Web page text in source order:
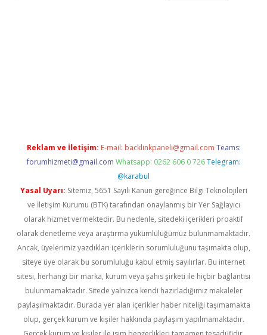
Reklam ve İletişim: E-mail: backlinkpaneli@gmail.com Teams:
forumhizmeti@gmail.com Whatsapp: 0262 606 0 726 Telegram:
@karabul
Yasal Uyarı: Sitemiz, 5651 Sayılı Kanun gereğince Bilgi Teknolojileri
ve İletişim Kurumu (BTK) tarafından onaylanmış bir Yer Sağlayıcı
olarak hizmet vermektedir. Bu nedenle, sitedeki içerikleri proaktif
olarak denetleme veya araştırma yükümlülüğümüz bulunmamaktadır.
Ancak, üyelerimiz yazdıkları içeriklerin sorumluluğunu taşımakta olup,
siteye üye olarak bu sorumluluğu kabul etmiş sayılırlar. Bu internet
sitesi, herhangi bir marka, kurum veya şahıs şirketi ile hiçbir bağlantısı
bulunmamaktadır. Sitede yalnızca kendi hazırladığımız makaleler
paylaşılmaktadır. Burada yer alan içerikler haber niteliği taşımamakta
olup, gerçek kurum ve kişiler hakkında paylaşım yapılmamaktadır.